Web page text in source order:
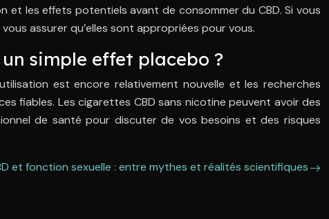
les effets potentiels avant de consommer du CBD. Si vous
assurer qu’elles sont appropriées pour vous.
simple effet placebo ?
est encore relativement nouvelle et les recherches
fiables. Les cigarettes CBD sans nicotine peuvent avoir des
de santé pour discuter de vos besoins et des risques
et fonction sexuelle : entre mythes et réalités scientifiques